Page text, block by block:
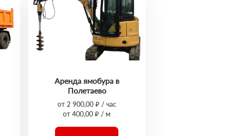
Аренда ямобура в
Полетаево
от 2 900,00 ₽ / час
от 400,00 ₽ / м